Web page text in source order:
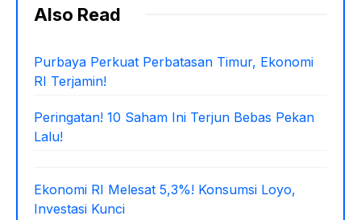
Also Read
Purbaya Perkuat Perbatasan Timur, Ekonomi
RI Terjamin!
Peringatan! 10 Saham Ini Terjun Bebas Pekan
Lalu!
Ekonomi RI Melesat 5,3%! Konsumsi Loyo,
Investasi Kunci